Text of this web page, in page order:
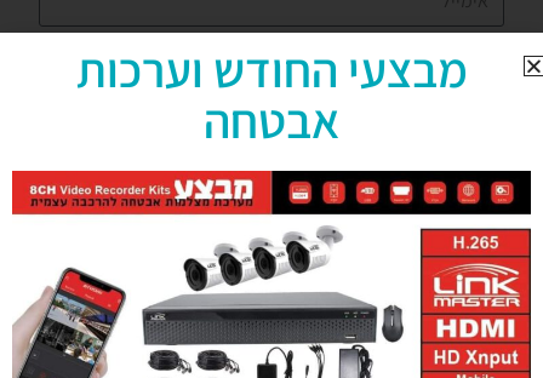
שליחה
השירותים שלנו
מצלמות אבטחה באור יהודה
מבצעי החודש וערכות
אבטחה